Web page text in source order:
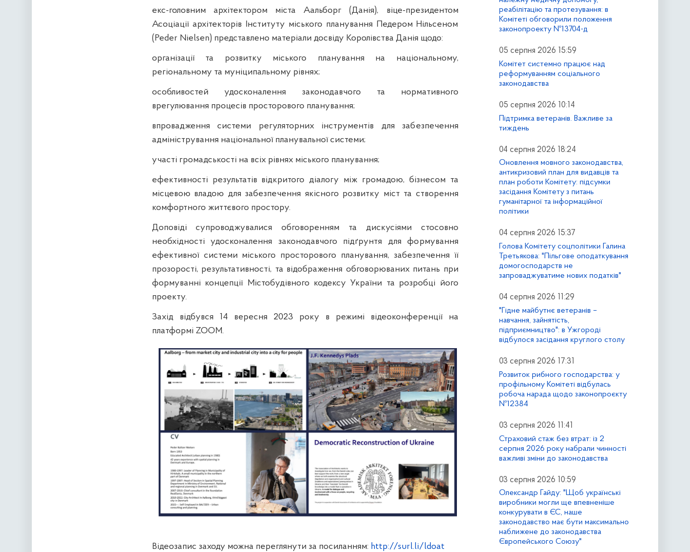
екс-головним архітектором міста Аальборг (Данія), віце-президентом
Асоціації архітекторів Інституту міського планування Педером Нільсеном
(Peder Nielsen) представлено матеріали досвіду Королівства Данія щодо:
організації та розвитку міського планування на національному,
регіональному та муніципальному рівнях;
особливостей удосконалення законодавчого та нормативного
врегулювання процесів просторового планування;
впровадження системи регуляторних інструментів для забезпечення
адміністрування національної планувальної системи;
участі громадськості на всіх рівнях міського планування;
ефективності результатів відкритого діалогу між громадою, бізнесом та
місцевою владою для забезпечення якісного розвитку міст та створення
комфортного життєвого простору.
Доповіді супроводжувалися обговоренням та дискусіями стосовно
необхідності удосконалення законодавчого підґрунтя для формування
ефективної системи міського просторового планування, забезпечення її
прозорості, результативності, та відображення обговорюваних питань при
формуванні концепції Містобудівного кодексу України та розробці його
проекту.
Захід відбувся 14 вересня 2023 року в режимі відеоконференції на
платформі ZOOM.
Відеозапис заходу можна переглянути за посиланням: http://surl.li/ldoat
реабілітацію та протезування: в
Комітеті обговорили положення
законопроекту №13704-д
05 серпня 2026 15:59
Комітет системно працює над
реформуванням соціального
законодавства
05 серпня 2026 10:14
Підтримка ветеранів. Важливе за
тиждень
04 серпня 2026 18:24
Оновлення мовного законодавства,
антикризовий план для видавців та
план роботи Комітету: підсумки
засідання Комітету з питань
гуманітарної та інформаційної
політики
04 серпня 2026 15:37
Голова Комітету соцполітики Галина
Третьякова: "Пільгове оподаткування
домогосподарств не
запроваджуватиме нових податків"
04 серпня 2026 11:29
"Гідне майбутнє ветеранів –
навчання, зайнятість,
підприємництво": в Ужгороді
відбулося засідання круглого столу
03 серпня 2026 17:31
Розвиток рибного господарства: у
профільному Комітеті відбулась
робоча нарада щодо законопроєкту
№12384
03 серпня 2026 11:41
Страховий стаж без втрат: із 2
серпня 2026 року набрали чинності
важливі зміни до законодавства
03 серпня 2026 10:59
Олександр Гайду: "Щоб українські
виробники могли ще впевненіше
конкурувати в ЄС, наше
законодавство має бути максимально
наближене до законодавства
Європейського Союзу"